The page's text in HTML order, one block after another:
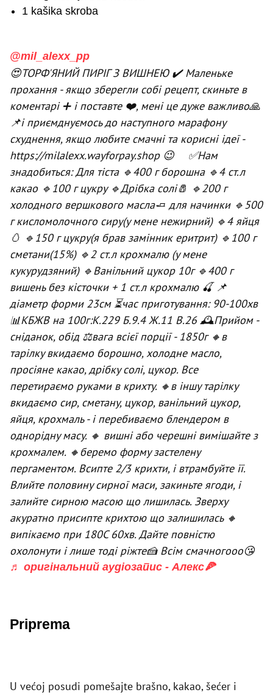
1 kašika skroba
@mil_alexx_pp
😍ТОРФ'ЯНИЙ ПИРІГ З ВИШНЕЮ ✔️ Маленьке
прохання - якщо зберегли собі рецепт, скиньте в
коментарі ➕ і поставте ❤️, мені це дуже важливо🙏
📌і приємднуємось до наступного марафону
схуднення, якщо любите смачні та корисні ідеї -
https://milalexx.wayforpay.shop 😉 ⠀ ✅Нам
знадобиться: Для тіста 🔹400 г борошна 🔹4 ст.л
какао 🔹100 г цукру 🔹Дрібка солі🧂 🔹200 г
холодного вершкового масла🧈 для начинки 🔹500
г кисломолочного сиру(у мене нежирний) 🔹4 яйця
🥚 🔹150 г цукру(я брав замінник еритрит) 🔹100 г
сметани(15%) 🔹2 ст.л крохмалю (у мене
кукурудзяний) 🔹Ванільний цукор 10г 🔹400 г
вишень без кісточки + 1 ст.л крохмалю 🍒 📌
діаметр форми 23см ⏳час приготування: 90-100хв
📊КБЖВ на 100г:К.229 Б.9.4 Ж.11 В.26 🕰Прийом -
сніданок, обід ⚖️вага всієї порції - 1850г 🔸в
тарілку вкидаємо борошно, холодне масло,
просіяне какао, дрібку солі, цукор. Все
перетираємо руками в крихту. 🔸в іншу тарілку
вкидаємо сир, сметану, цукор, ванільний цукор,
яйця, крохмаль - і перебиваємо блендером в
однорідну масу. 🔸 вишні або черешні вимішайте з
крохмалем. 🔸беремо форму застелену
пергаментом. Всипте 2/3 крихти, і втрамбуйте її.
Влийте половину сирної маси, закиньте ягоди, і
залийте сирною масою що лишилась. Зверху
акуратно присипте крихтою що залишилась 🔸
випікаємо при 180С 60хв. Дайте повністю
охолонути і лише тоді ріжте🍰 Всім смачногооо😘
♬ оригінальний аудіозапис - Алекс🍕
Priprema
U većoj posudi pomešajte brašno, kakao, šećer i